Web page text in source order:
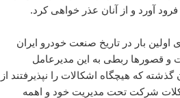
آورد و از آنان عذر خواهی کرد.
بار در تاریخ صنعت خودرو ایران
و قصورها ربطی به این مدیرعامل
که هیچگاه اشکالات را نپذیرفتند از
شرکت تحت مدیریت خود و اهمه